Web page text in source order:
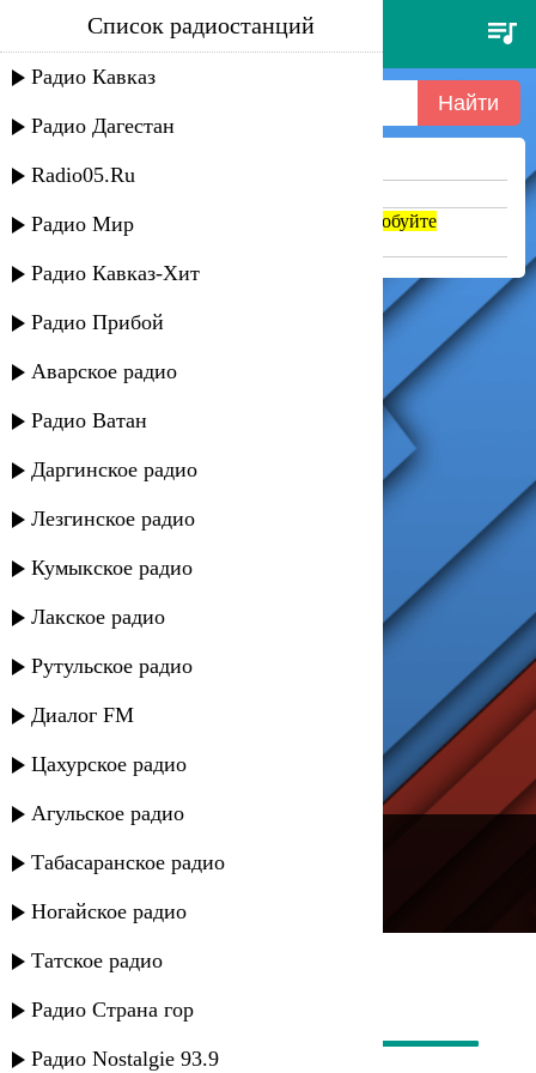
clair - gilbert o'sullivan
Список радиостанций
Радио Кавказ
Радио Дагестан
Radio05.Ru
Радио Мир
Радио Кавказ-Хит
Радио Прибой
Аварское радио
Радио Ватан
Даргинское радио
Лезгинское радио
Кумыкское радио
Лакское радио
Рутульское радио
Диалог FM
Цахурское радио
Агульское радио
Табасаранское радио
Ногайское радио
Татское радио
Радио Страна гор
Радио Nostalgie 93.9
Ничего не найдено =(
Если название написано транслитом, попробуйте
поменять на русский. abc => абц
---
Русское радио